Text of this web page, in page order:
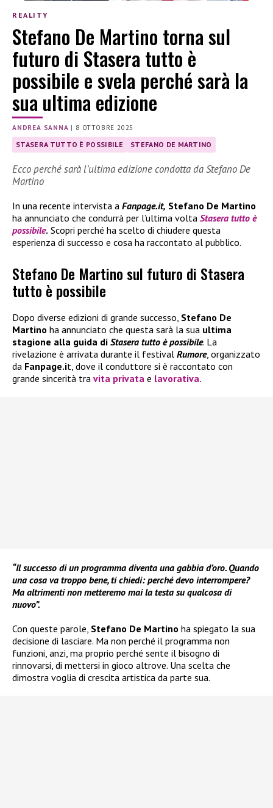
REALITY
Stefano De Martino torna sul
futuro di Stasera tutto è
possibile e svela perché sarà la
sua ultima edizione
ANDREA SANNA | 8 OTTOBRE 2025
STASERA TUTTO È POSSIBILE STEFANO DE MARTINO
Ecco perché sarà l’ultima edizione condotta da Stefano De
Martino
In una recente intervista a Fanpage.it, Stefano De Martino
ha annunciato che condurrà per l’ultima volta Stasera tutto è
possibile. Scopri perché ha scelto di chiudere questa
esperienza di successo e cosa ha raccontato al pubblico.
Stefano De Martino sul futuro di Stasera
tutto è possibile
Dopo diverse edizioni di grande successo, Stefano De
Martino ha annunciato che questa sarà la sua ultima
stagione alla guida di Stasera tutto è possibile. La
rivelazione è arrivata durante il festival Rumore, organizzato
da Fanpage.it, dove il conduttore si è raccontato con
grande sincerità tra vita privata e lavorativa.
“Il successo di un programma diventa una gabbia d’oro. Quando
una cosa va troppo bene, ti chiedi: perché devo interrompere?
Ma altrimenti non metteremo mai la testa su qualcosa di
nuovo”.
Con queste parole, Stefano De Martino ha spiegato la sua
decisione di lasciare. Ma non perché il programma non
funzioni, anzi, ma proprio perché sente il bisogno di
rinnovarsi, di mettersi in gioco altrove. Una scelta che
dimostra voglia di crescita artistica da parte sua.